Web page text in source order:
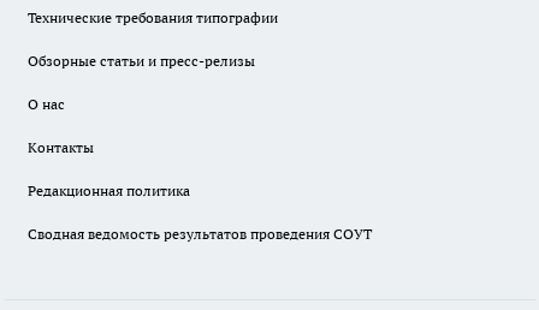
Технические требования типографии
Обзорные статьи и пресс-релизы
О нас
Контакты
Редакционная политика
Сводная ведомость результатов проведения СОУТ